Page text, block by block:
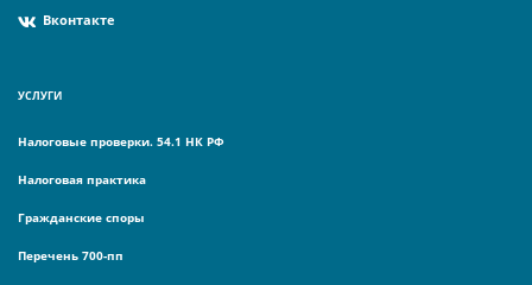
Вконтакте
УСЛУГИ
Налоговые проверки. 54.1 НК РФ
Налоговая практика
Гражданские споры
Перечень 700-пп